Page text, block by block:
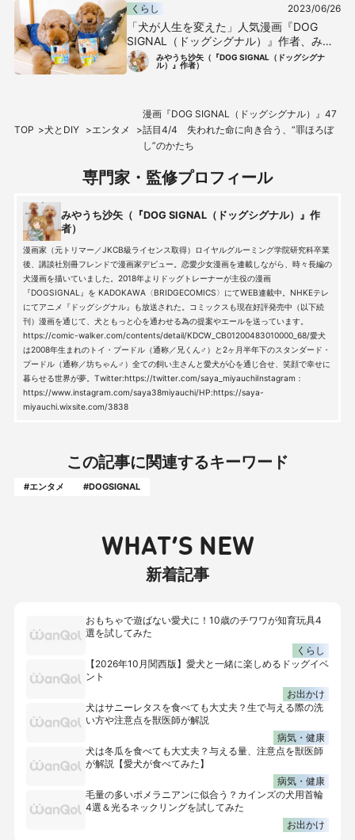
くらし 2023/06/26
「犬が人生を変えた」人気漫画『DOG
SIGNAL（ドッグシグナル）』作者、みや
うち沙矢さんの物語
みやうち沙矢（『DOG SIGNAL（ドッグシグナ
ル）』作者）
TOP 犬とDIY エンタメ
漫画『DOG SIGNAL（ドッグシグナル）』47
話目4/4 失われた命に向き合う、“罪ほろぼ
し”のかたち
専門家・監修プロフィール
みやうち沙矢（『DOG SIGNAL（ドッグシグナル）』作
者）
漫画家（元トリマー／JKCB級ライセンス取得）ロイヤルグルーミング学院研究科卒業
後、講談社別冊フレンドで漫画家デビュー。恋愛少女漫画を連載しながら、時々長編の
犬漫画を描いていました。2018年よりドッグトレーナーが主役の漫画
『DOGSIGNAL』を KADOKAWA〈BRIDGECOMICS〉にてWEB連載中。NHKEテレ
にてアニメ『ドッグシグナル』も放送された。コミックスも現在好評発売中（以下続
刊）漫画を通じて、犬ともっと心を通わせる為の提案やエールを送っています。
https://comic-walker.com/contents/detail/KDCW_CB01200483010000_68/愛犬
は2008年生まれのトイ・プードル（通称／兄くん♂）と2ヶ月半年下のスタンダード・
プードル（通称／坊ちゃん♂）全ての飼い主さんと愛犬が心を通じ合せ、笑顔で幸せに
暮らせる世界が夢。Twitter:https://twitter.com/saya_miyauchiInstagram：
https://www.instagram.com/saya38miyauchi/HP:https://saya-
miyauchi.wixsite.com/3838
この記事に関連するキーワード
#エンタメ #DOGSIGNAL
WHAT’S NEW
新着記事
おもちゃで遊ばない愛犬に！10歳のチワワが知育玩具4
選を試してみた
くらし
【2026年10月関西版】愛犬と一緒に楽しめるドッグイベ
ント
お出かけ
犬はサニーレタスを食べても大丈夫？生で与える際の洗
い方や注意点を獣医師が解説
病気・健康
犬は冬瓜を食べても大丈夫？与える量、注意点を獣医師
が解説【愛犬が食べてみた】
病気・健康
毛量の多いポメラニアンに似合う？カインズの犬用首輪
4選＆光るネックリングを試してみた
お出かけ